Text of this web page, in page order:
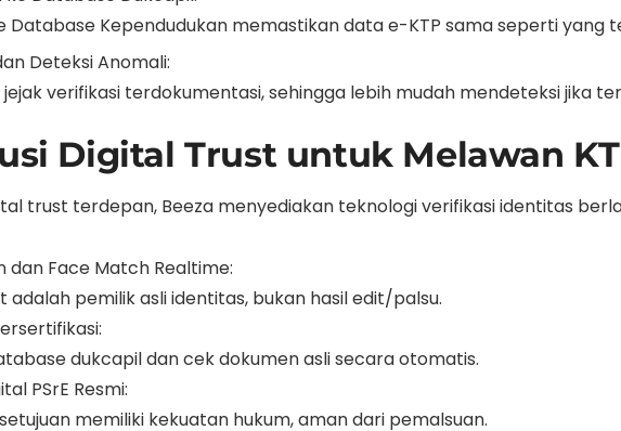
Database Kependudukan memastikan data e-KTP sama seperti yang
Deteksi Anomali:
verifikasi terdokumentasi, sehingga lebih mudah mendeteksi jika
Digital Trust untuk Melawan
trust terdepan, Beeza menyediakan teknologi verifikasi identitas
dan Face Match Realtime:
adalah pemilik asli identitas, bukan hasil edit/palsu.
dukcapil dan cek dokumen asli secara otomatis.
PSrE Resmi:
memiliki kekuatan hukum, aman dari pemalsuan.